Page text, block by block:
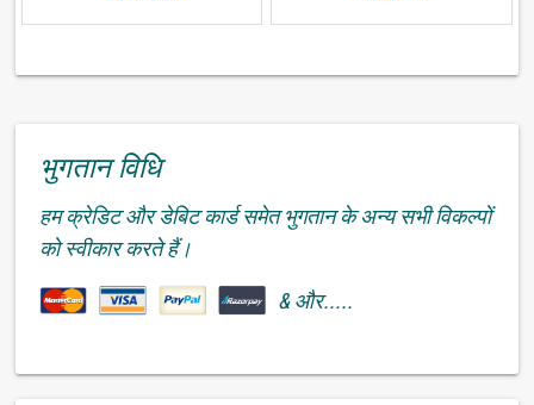
भुगतान विधि
हम क्रेडिट और डेबिट कार्ड समेत भुगतान के अन्य सभी विकल्पों
को स्वीकार करते हैं।
& और.....